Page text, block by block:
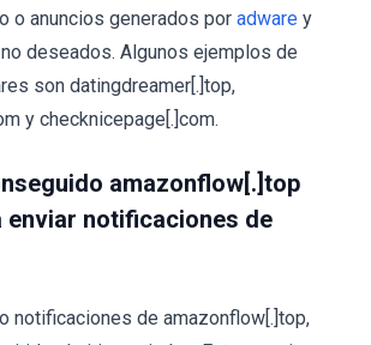
o anuncios generados por adware y
deseados. Algunos ejemplos de
son datingdreamer[.]top,
y checknicepage[.]com.
amazonflow[.]top
enviar notificaciones de
notificaciones de amazonflow[.]top,